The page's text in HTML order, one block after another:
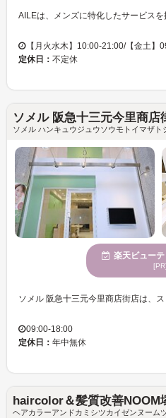
【月火水木】10:00-21:00/【金土
定休日： 不定休
ソメル 阪急十三元今里商店
ソメル ハンキュウジュウソウモトイマザト
楽天ビュー
[PR]
09:00-18:00
定休日： 年中無休
haircolor＆髪質改善NOOM
ヘアカラーアンドカミシツカイゼンヌーム